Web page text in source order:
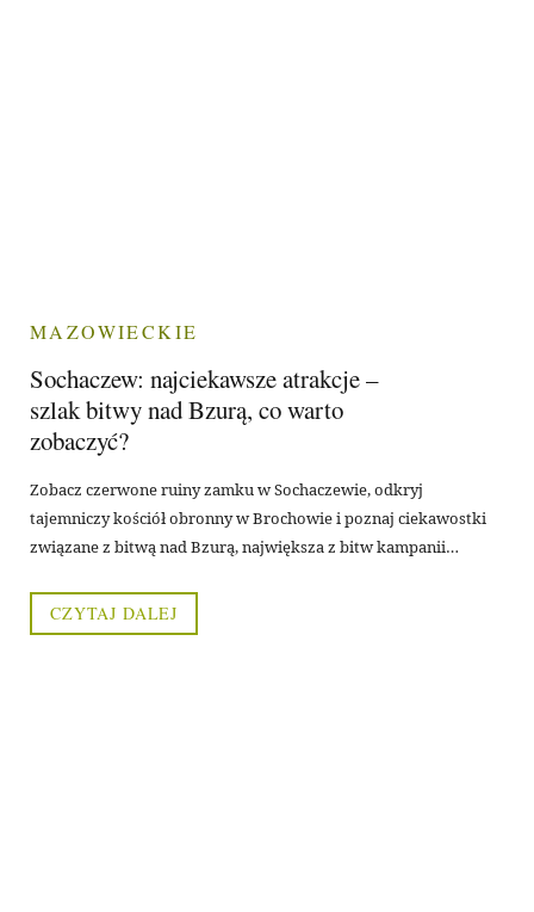
MAZOWIECKIE
Sochaczew: najciekawsze atrakcje –
szlak bitwy nad Bzurą, co warto
zobaczyć?
Zobacz czerwone ruiny zamku w Sochaczewie, odkryj
tajemniczy kościół obronny w Brochowie i poznaj ciekawostki
związane z bitwą nad Bzurą, największa z bitw kampanii…
CZYTAJ DALEJ